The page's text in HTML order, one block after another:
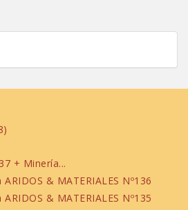
+ Minería...
& MATERIALES Nº136
& MATERIALES Nº135